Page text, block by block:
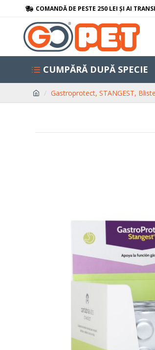
COMANDĂ DE PESTE 250 LEI ȘI AI
CUMPĂRĂ DUPĂ SPECIE
Gastroprotect, STANGEST,